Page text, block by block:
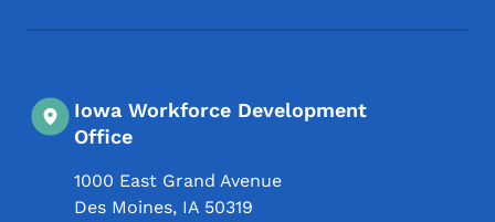
Iowa Workforce Development
Office
1000 East Grand Avenue
Des Moines, IA 50319